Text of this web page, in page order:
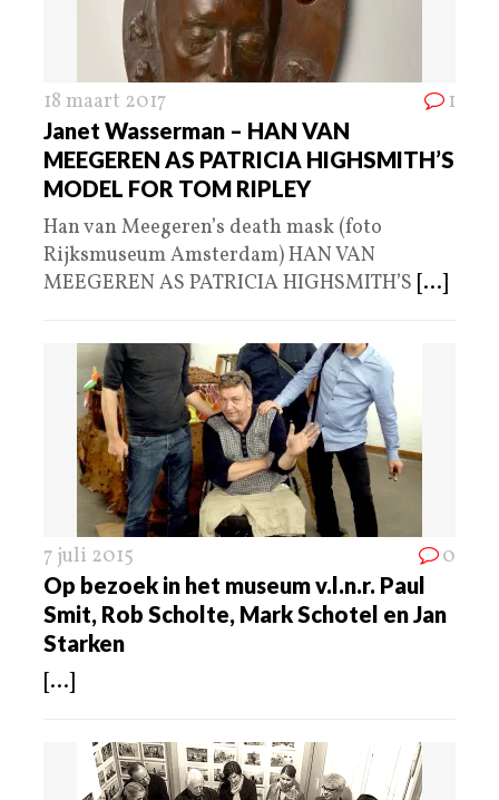
18 maart 2017 1
Janet Wasserman – HAN VAN
MEEGEREN AS PATRICIA HIGHSMITH’S
MODEL FOR TOM RIPLEY
Han van Meegeren’s death mask (foto
Rijksmuseum Amsterdam) HAN VAN
MEEGEREN AS PATRICIA HIGHSMITH’S [...]
7 juli 2015 0
Op bezoek in het museum v.l.n.r. Paul
Smit, Rob Scholte, Mark Schotel en Jan
Starken
[...]